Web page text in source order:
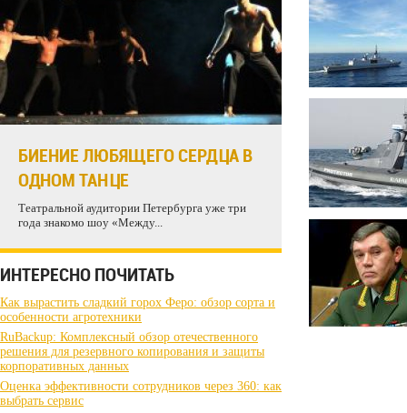
БИЕНИЕ ЛЮБЯЩЕГО СЕРДЦА В
ОДНОМ ТАНЦЕ
Театральной аудитории Петербурга уже три
года знакомо шоу «Между...
ИНТЕРЕСНО ПОЧИТАТЬ
Как вырастить сладкий горох Феро: обзор сорта и
особенности агротехники
RuBackup: Комплексный обзор отечественного
решения для резервного копирования и защиты
корпоративных данных
Оценка эффективности сотрудников через 360: как
выбрать сервис